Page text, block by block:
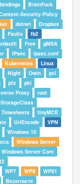
bindings
BrainFuck
Security-Policy
dotnet
Dropbox
Faults
fb2
Free
gMSA
IPsec
ipsec.conf
Kubernetes
Linux
Night Owin
pcl
pfx
pki
Proxy
root
StorageClass
Timesheets
tinyMCE
UrlEncode
VPN
Windows 10
Windows Server
Windows Server Core
WP7 WP8
WP81
Вконтакте